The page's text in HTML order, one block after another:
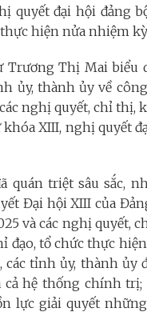
quyết đại hội đảng
hiện nửa nhiệm kỳ
Thị Mai biểu
ủy, thành ủy về
nghị quyết, chỉ thị,
XIII, nghị quyết
quán triệt sâu sắc,
Đại hội XIII của
và các nghị quyết,
đạo, tổ chức thực
các tỉnh ủy, thành
cả hệ thống chính
lực giải quyết